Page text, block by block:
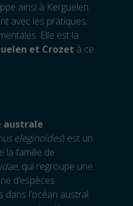
ainsi à Kerguelen
avec les pratiques,
Elle est la
et Crozet à ce
australe
eleginoides) est un
la famille de
, qui regroupe une
d’espèces
dans l’océan austral